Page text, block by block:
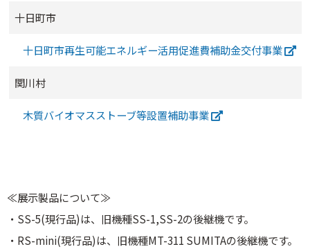
十日町市
十日町市再生可能エネルギー活用促進費補助金交付事業
関川村
木質バイオマスストーブ等設置補助事業
≪展示製品について≫
・SS-5(現行品)は、旧機種SS-1,SS-2の後継機です。
・RS-mini(現行品)は、旧機種MT-311 SUMITAの後継機です。